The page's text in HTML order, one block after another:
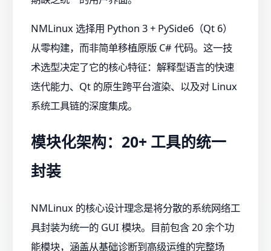
NMLinux 选择用 Python 3 + PySide6（Qt 6）
从零构建，而非简单移植原版 C# 代码。这一技
术选型决定了它的核心特征：解释型语言的快速
迭代能力、Qt 的原生跨平台渲染、以及对 Linux
系统工具链的深度集成。
模块化架构：20+ 工具的统一
封装
NMLinux 的核心设计理念是将分散的系统网络工
具封装为统一的 GUI 模块。目前包含 20 余个功
能模块，涵盖从基础诊断到高级运维的完整场